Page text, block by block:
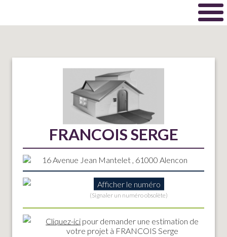
FRANCOIS SERGE
16 Avenue Jean Mantelet , 61000 Alencon
Afficher le numéro
(Signaler un numéro obsolète)
Cliquez-ici pour demander une estimation de
votre projet à FRANCOIS Serge